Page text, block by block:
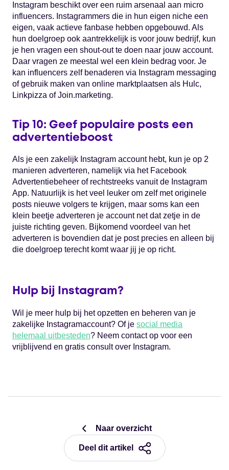
Instagram beschikt over een ruim arsenaal aan micro
influencers. Instagrammers die in hun eigen niche een
eigen, vaak actieve fanbase hebben opgebouwd. Als
hun doelgroep ook aantrekkelijk is voor jouw bedrijf, kun
je hen vragen een shout-out te doen naar jouw account.
Daar vragen ze meestal wel een klein bedrag voor. Je
kan influencers zelf benaderen via Instagram messaging
of gebruik maken van online marktplaatsen als Hulc,
Linkpizza of Join.marketing.
Tip 10: Geef populaire posts een
advertentieboost
Als je een zakelijk Instagram account hebt, kun je op 2
manieren adverteren, namelijk via het Facebook
Advertentiebeheer of rechtstreeks vanuit de Instagram
App. Natuurlijk is het veel leuker om zelf met originele
posts nieuwe volgers te krijgen, maar soms kan een
klein beetje adverteren je account net dat zetje in de
juiste richting geven. Bijkomend voordeel van het
adverteren is bovendien dat je post precies en alleen bij
die doelgroep terecht komt waar jij je op richt.
Hulp bij Instagram?
Wil je meer hulp bij het opzetten en beheren van je
zakelijke Instagramaccount? Of je social media
helemaal uitbesteden? Neem contact op voor een
vrijblijvend en gratis consult over Instagram.
Naar overzicht
Deel dit artikel